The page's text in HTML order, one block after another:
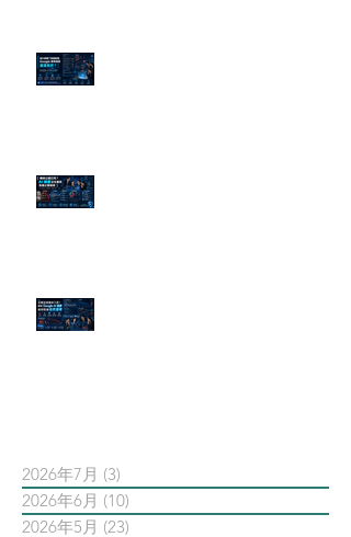
2026年7月 (3)
2026年6月 (10)
2026年5月 (23)